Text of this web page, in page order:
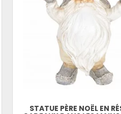
STATUE PÈRE NOËL EN